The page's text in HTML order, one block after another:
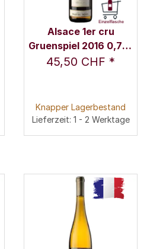
Alsace 1er cru
Gruenspiel 2016 0,75 l
- Domaine Marcel
45,50 CHF *
Knapper Lagerbestand
Lieferzeit: 1 - 2 Werktage